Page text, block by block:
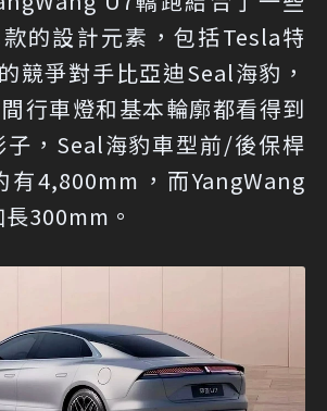
的設計元素，包括Tesla特
競爭對手比亞迪Seal海豹，
行車燈和基本輪廓都看得到
子，Seal海豹車型前/後保桿
有4,800mm，而YangWang
300mm。